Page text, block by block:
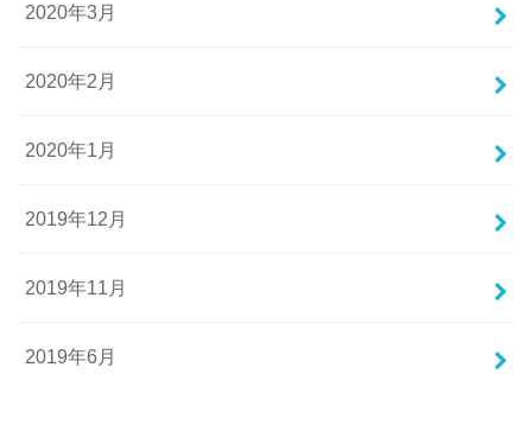
2020年3月
2020年2月
2020年1月
2019年12月
2019年11月
2019年6月